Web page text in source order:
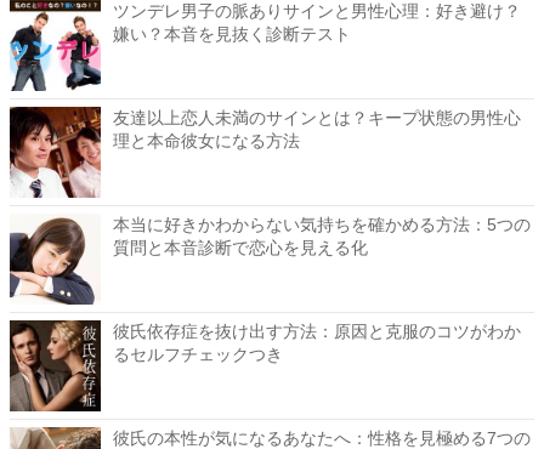
ツンデレ男子の脈ありサインと男性心理：好き避け？
嫌い？本音を見抜く診断テスト
友達以上恋人未満のサインとは？キープ状態の男性心
理と本命彼女になる方法
本当に好きかわからない気持ちを確かめる方法：5つの
質問と本音診断で恋心を見える化
彼氏依存症を抜け出す方法：原因と克服のコツがわか
るセルフチェックつき
彼氏の本性が気になるあなたへ：性格を見極める7つの